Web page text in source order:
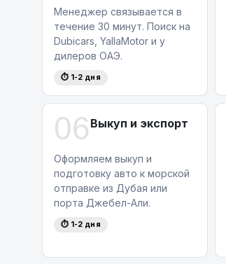
Менеджер связывается в
течение 30 минут. Поиск на
Dubicars, YallaMotor и у
дилеров ОАЭ.
⏱ 1-2 дня
06 Выкуп и экспорт
Оформляем выкуп и
подготовку авто к морской
отправке из Дубая или
порта Джебел-Али.
⏱ 1-2 дня